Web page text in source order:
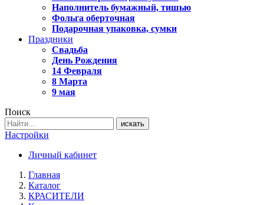
Наполнитель бумажный, тишью
Фольга оберточная
Подарочная упаковка, сумки
Праздники
Свадьба
День Рождения
14 Февраля
8 Марта
9 мая
Поиск
искать
Настройки
Личный кабинет
Главная
Каталог
КРАСИТЕЛИ